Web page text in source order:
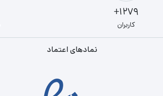
1279+
کاربران
نمادهای اعتماد